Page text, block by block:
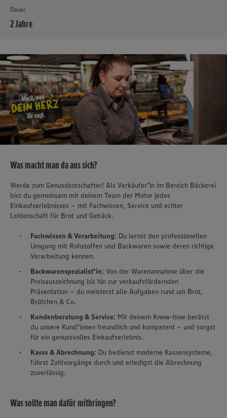
Dauer
2 Jahre
Was macht man da aus sich?
Werde zum Genussbotschafter! Als Verkäufer*in im Bereich Bäckerei
bist du gemeinsam mit deinem Team der Motor jedes
Einkaufserlebnisses – mit Fachwissen, Service und echter
Leidenschaft für Brot und Gebäck.
Fachwissen & Verarbeitung: Du lernst den professionellen
Umgang mit Rohstoffen und Backwaren sowie deren richtige
Verarbeitung kennen.
Backwarenspezialist*in: Von der Warenannahme über die
Preisauszeichnung bis hin zur verkaufsfördernden
Präsentation – du meisterst alle Aufgaben rund um Brot,
Brötchen & Co.
Kundenberatung & Service: Mit deinem Know-how berätst
du unsere Kund*innen freundlich und kompetent – und sorgst
für ein genussvolles Einkaufserlebnis.
Kasse & Abrechnung: Du bedienst moderne Kassensysteme,
führst Zahlvorgänge durch und erledigst die Abrechnung
zuverlässig.
Was sollte man dafür mitbringen?